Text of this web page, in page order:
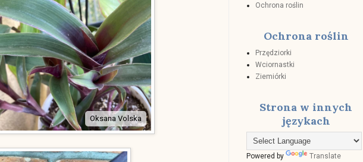
Oksana Volska
Ochrona roślin
Ochrona roślin
Przędziorki
Wciornastki
Ziemiórki
Strona w innych
językach
Powered by Translate